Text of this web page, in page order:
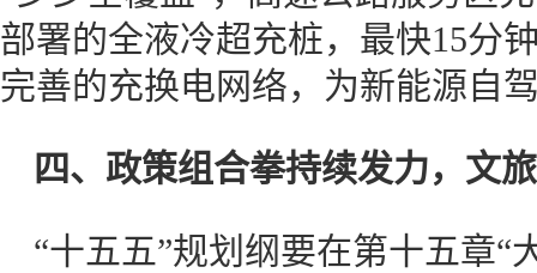
部署的全液冷超充桩，最快15分
完善的充换电网络，为新能源自
四、 政策组合拳持续发力，文
“十五五”规划纲要在第十五章“